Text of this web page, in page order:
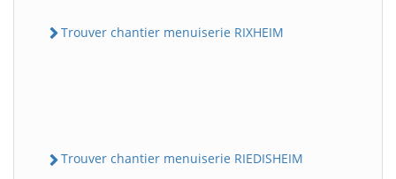
Trouver chantier menuiserie RIXHEIM
Trouver chantier menuiserie RIEDISHEIM